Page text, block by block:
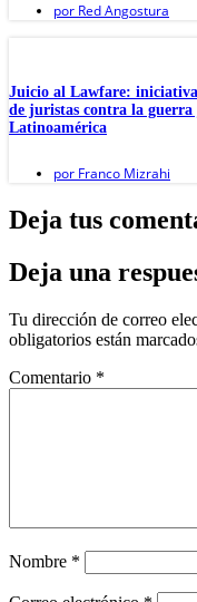
por Red Angostura
Juicio al Lawfare:
de juristas contra la
Latinoamérica
por Franco Mizrahi
Deja tus
Deja una
Tu dirección de correo
obligatorios están
Comentario *
Nombre *